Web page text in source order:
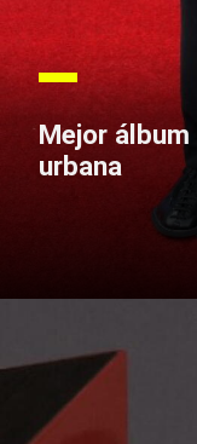
Mejor
urbana